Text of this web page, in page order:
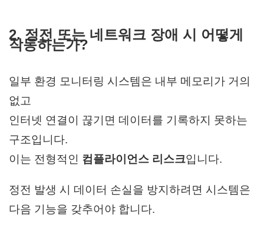
2. 정전 또는 네트워크 장애 시 어떻게
작동하는가?
일부 환경 모니터링 시스템은 내부 메모리가 거의
없고
인터넷 연결이 끊기면 데이터를 기록하지 못하는
구조입니다.
이는 전형적인 컴플라이언스 리스크입니다.
정전 발생 시 데이터 손실을 방지하려면 시스템은
다음 기능을 갖추어야 합니다.